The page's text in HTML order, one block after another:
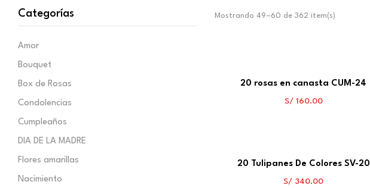
Categorías
Amor
Bouquet
Box de Rosas
Condolencias
Cumpleaños
DIA DE LA MADRE
Flores amarillas
Nacimiento
Mostrando 49–60 de 362 item(s)
20 rosas en canasta CUM-24
S/160.00
20 Tulipanes De Colores SV-20
S/ 340.00